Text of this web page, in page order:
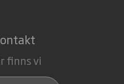
finns vi